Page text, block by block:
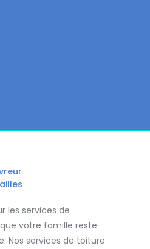
les services de
votre famille reste
Nos services de toiture